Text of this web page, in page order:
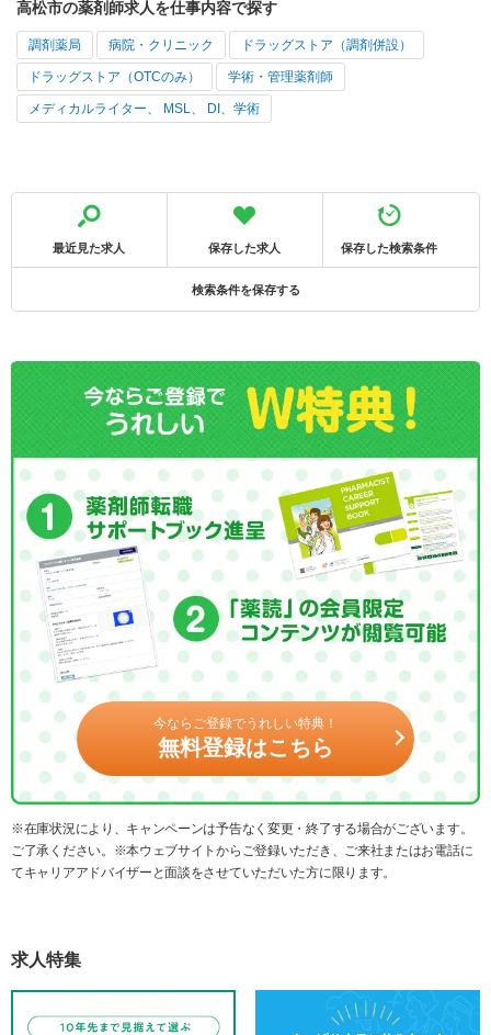
高松市の薬剤師求人を仕事内容で探す
調剤薬局 病院・クリニック ドラッグストア（調剤併設）
ドラッグストア（OTCのみ） 学術・管理薬剤師
メディカルライター、 MSL、 DI、学術
最近見た求人 保存した求人 保存した検索条件
検索条件を保存する
今ならご登録でうれしい特典！
無料登録はこちら
※在庫状況により、キャンペーンは予告なく変更・終了する場合がございます。
ご了承ください。※本ウェブサイトからご登録いただき、ご来社またはお電話に
てキャリアアドバイザーと面談をさせていただいた方に限ります。
求人特集